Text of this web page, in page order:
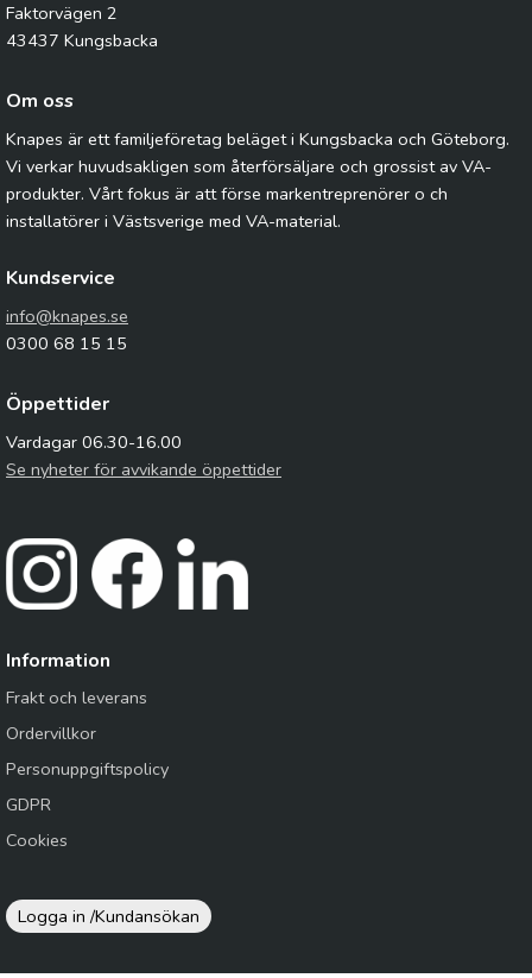
Faktorvägen 2
43437 Kungsbacka
Om oss
Knapes är ett familjeföretag beläget i Kungsbacka och Göteborg.
Vi verkar huvudsakligen som återförsäljare och grossist av VA-
produkter. Vårt fokus är att förse markentreprenörer o ch
installatörer i Västsverige med VA-material.
Kundservice
info@knapes.se
0300 68 15 15
Öppettider
Vardagar 06.30-16.00
Se nyheter för avvikande öppettider
Information
Frakt och leverans
Ordervillkor
Personuppgiftspolicy
GDPR
Cookies
Logga in /Kundansökan